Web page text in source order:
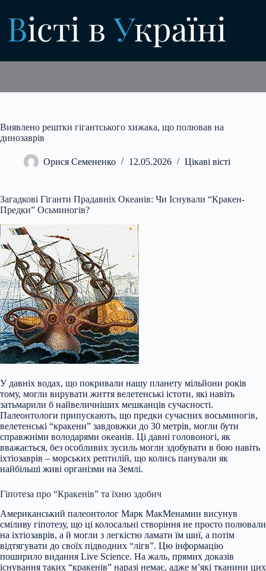
вмісту
Виявлено рештки гігантського хижака, що полював на
динозаврів
Орися Семененко 12.05.2026 Цікаві вісті
Загадкові Гіганти Прадавніх Океанів: Чи Існували “Кракен-
Предки” Осьминогів?
У давніх водах, що покривали нашу планету мільйони років
тому, могли вирувати життя велетенські істоти, які навіть
затьмарили б найвеличніших мешканців сучасності.
Палеонтологи припускають, що предки сучасних восьминогів,
велетенські “кракени” завдовжки до 30 метрів, могли бути
справжніми володарями океанів. Ці давні головоногі, як
вважається, без особливих зусиль могли здобувати в бою навіть
іхтіозаврів – морських рептилій, що колись панували як
найбільші живі організми на Землі.
Гіпотеза про “Кракенів” та їхню здобич
Американський палеонтолог Марк МакМенамин висунув
сміливу гіпотезу, що ці колосальні створіння не просто полювали
на іхтіозаврів, а й могли з легкістю ламати їм шиї, а потім
відтягувати до своїх підводних “лігв”. Цю інформацію
поширило видання Live Science. На жаль, прямих доказів
існування таких “кракенів” наразі немає, адже м’які тканини цих